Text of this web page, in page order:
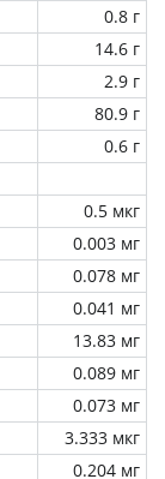
0.8 г
14.6 г
2.9 г
80.9 г
0.6 г
0.5 мкг
0.003 мг
0.078 мг
0.041 мг
13.83 мг
0.089 мг
0.073 мг
3.333 мкг
0.204 мг